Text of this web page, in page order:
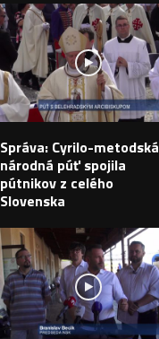
Správa: Cyrilo-metodská
národná púť spojila
pútnikov z celého
Slovenska